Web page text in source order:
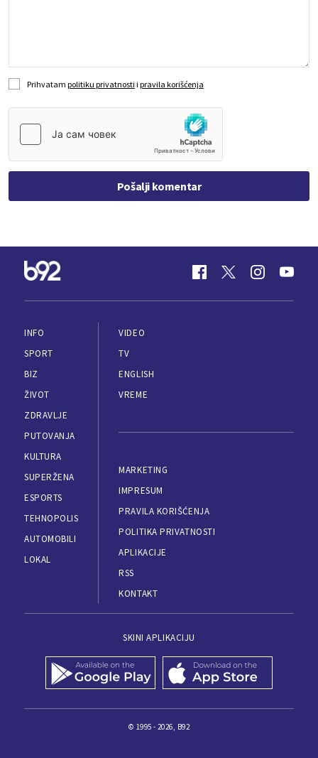
Prihvatam politiku privatnosti i pravila korišćenja
Pošalji komentar
INFO
SPORT
BIZ
ŽIVOT
ZDRAVLJE
PUTOVANJA
KULTURA
SUPERŽENA
ESPORTS
TEHNOPOLIS
AUTOMOBILI
LOKAL
VIDEO
TV
ENGLISH
VREME
MARKETING
IMPRESUM
PRAVILA KORIŠĆENJA
POLITIKA PRIVATNOSTI
APLIKACIJE
RSS
KONTAKT
SKINI APLIKACIJU
© 1995 - 2026, B92